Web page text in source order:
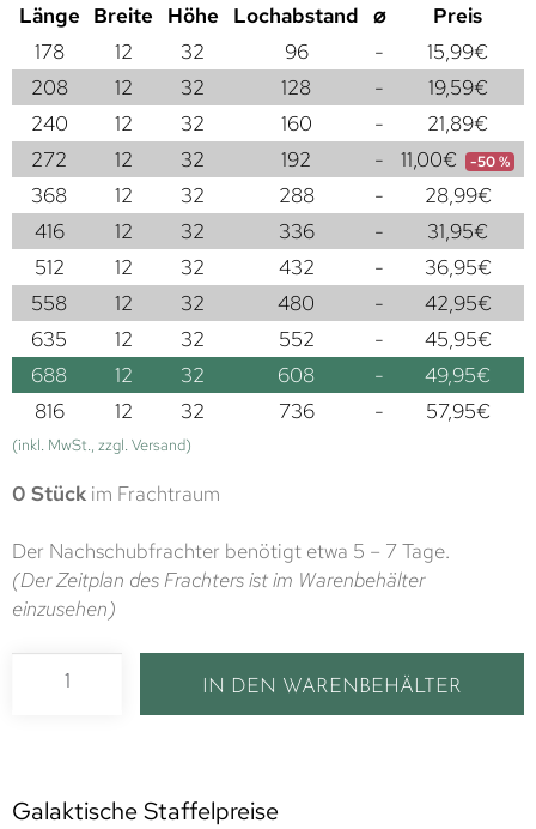
Länge Breite Höhe Lochabstand ⌀
Preis
178
12 32 96 - 15,99€
208
12 32 128 - 19,59€
240
12 32 160 - 21,89€
272
12 32 192 - 11,00€ -50 %
368 12 32 288 - 28,99€
416
12 32 336 - 31,95€
512
12 32 432 - 36,95€
558
12 32 480 - 42,95€
635
12 32 552 - 45,95€
688
12 32 608 - 49,95€
816
12 32 736 - 57,95€
(inkl. MwSt., zzgl. Versand)
0 Stück im Frachtraum
Der Nachschubfrachter benötigt etwa 5 – 7 Tage.
(Der Zeitplan des Frachters ist im Warenbehälter
einzusehen)
IN DEN WARENBEHÄLTER
Galaktische Staffelpreise